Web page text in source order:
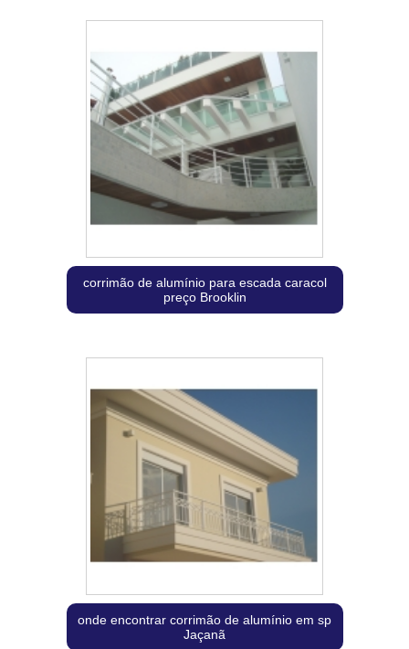
corrimão de alumínio para escada caracol
preço Brooklin
onde encontrar corrimão de alumínio em sp
Jaçanã